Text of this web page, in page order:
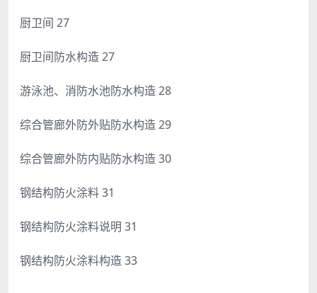
厨卫间 27
厨卫间防水构造 27
游泳池、消防水池防水构造 28
综合管廊外防外贴防水构造 29
综合管廊外防内贴防水构造 30
钢结构防火涂料 31
钢结构防火涂料说明 31
钢结构防火涂料构造 33